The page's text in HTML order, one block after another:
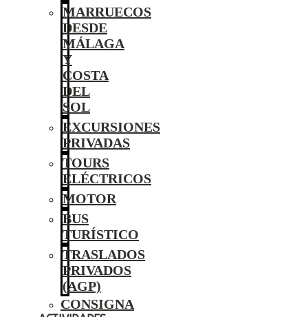
MARRUECOS
DESDE
MÁLAGA
Y
COSTA
DEL
SOL
EXCURSIONES
PRIVADAS
TOURS
ELÉCTRICOS
MOTOR
BUS
TURÍSTICO
TRASLADOS
PRIVADOS
(AGP)
CONSIGNA